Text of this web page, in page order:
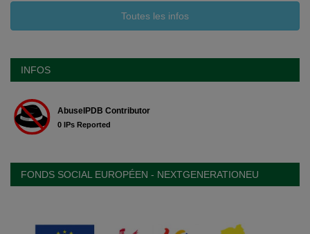
Toutes les infos
INFOS
FONDS SOCIAL EUROPÉEN - NEXTGENERATIONEU